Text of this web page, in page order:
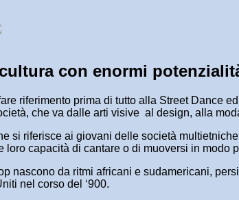
con enormi
riferimento prima di tutto alla Street Dance
che va dalle arti visive al design, alla
si riferisce ai giovani delle società
loro capacità di cantare o di muoversi in modo
nascono da ritmi africani e sudamericani,
nel corso del ‘900.